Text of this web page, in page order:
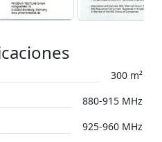
300 m²
880-915 MHz
925-960 MHz